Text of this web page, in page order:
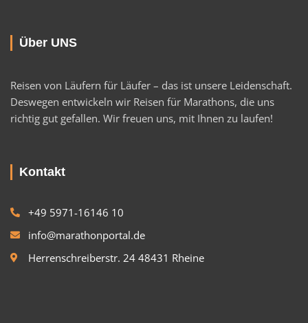
Über UNS
Reisen von Läufern für Läufer – das ist unsere Leidenschaft.
Deswegen entwickeln wir Reisen für Marathons, die uns
richtig gut gefallen. Wir freuen uns, mit Ihnen zu laufen!
Kontakt
+49 5971-16146 10
info@marathonportal.de
Herrenschreiberstr. 24 48431 Rheine